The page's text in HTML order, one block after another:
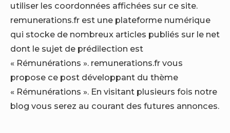
utiliser les coordonnées affichées sur ce site.
remunerations.fr est une plateforme numérique
qui stocke de nombreux articles publiés sur le net
dont le sujet de prédilection est
« Rémunérations ». remunerations.fr vous
propose ce post développant du thème
« Rémunérations ». En visitant plusieurs fois notre
blog vous serez au courant des futures annonces.